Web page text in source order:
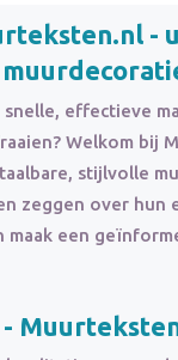
-
snelle, effectieve
Welkom bij
stijlvolle
zeggen over hun
maak een
-